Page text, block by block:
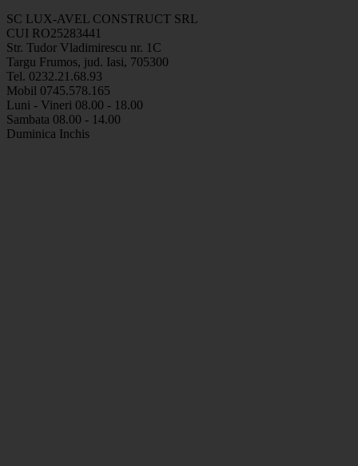
SC LUX-AVEL CONSTRUCT SRL
CUI RO25283441
Str. Tudor Vladimirescu nr. 1C
Targu Frumos, jud. Iasi, 705300
Tel. 0232.21.68.93
Mobil 0745.578.165
Luni - Vineri 08.00 - 18.00
Sambata 08.00 - 14.00
Duminica Inchis